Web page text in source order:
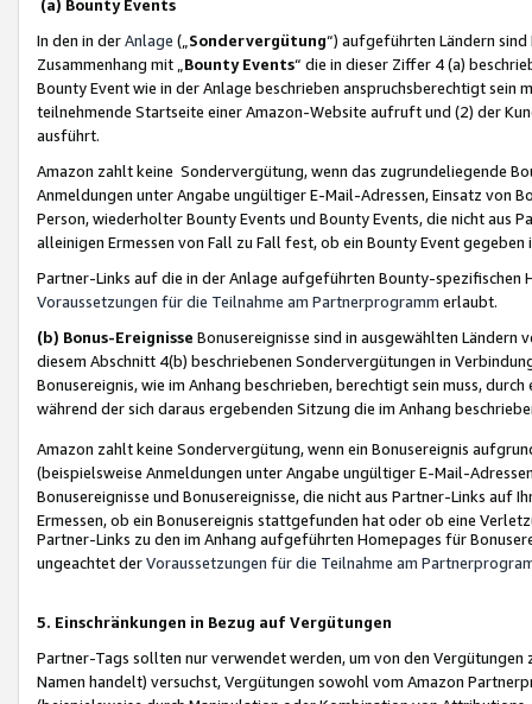
(a) Bounty Events
In den in derAnlage („ Sondervergütung“) aufgeführten Ländern
Zusammenhang mit „ Bounty Events“ die in dieser Ziffer 4 (a)
Bounty Event wie in der Anlage beschrieben anspruchsberechtigt sein
teilnehmende Startseite einer Amazon-Website aufruft und (2) der
ausführt.
Amazon zahlt keine Sondervergütung, wenn das zugrundeliegende
Anmeldungen unter Angabe ungültiger E-Mail-Adressen, Einsatz von
Person, wiederholter Bounty Events und Bounty Events, die nicht
alleinigen Ermessen von Fall zu Fall fest, ob ein Bounty Event
Partner-Links auf die in der Anlage aufgeführten Bounty-spezifischen
Voraussetzungen für die Teilnahme am Partnerprogramm erlaubt.
(b) Bonus-Ereignisse Bonusereignisse sind in ausgewählten Ländern
diesem Abschnitt 4(b) beschriebenen Sondervergütungen in
Bonusereignis, wie im Anhang beschrieben, berechtigt sein muss,
während der sich daraus ergebenden Sitzung die im Anhang
Amazon zahlt keine Sondervergütung, wenn ein Bonusereignis
(beispielsweise Anmeldungen unter Angabe ungültiger E-Mail-
Bonusereignisse und Bonusereignisse, die nicht aus Partner-Links auf
Ermessen, ob ein Bonusereignis stattgefunden hat oder ob eine
Partner-Links zu den im Anhang aufgeführten Homepages für
ungeachtet derVoraussetzungen für die Teilnahme am
5. Einschränkungen in Bezug auf Vergütungen
Partner-Tags sollten nur verwendet werden, um von den
Namen handelt) versuchst, Vergütungen sowohl vom Amazon